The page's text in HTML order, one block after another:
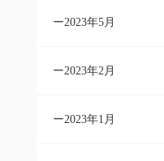
2023年5月
2023年2月
2023年1月